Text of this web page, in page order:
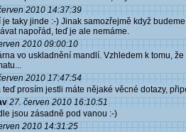
2010 14:37:39
je taky jinde :-) Jinak samozřejmě když
napořád, teď je ale nemáme.
2010 09:00:10
vo uskladnění mandlí. Vzhledem k tomu,
2010 17:47:54
teď prosím jestli máte nějaké věcné dotazy,
27. červen 2010 16:10:51
jsou zásadně pod vanou :-)
2010 14:31:25